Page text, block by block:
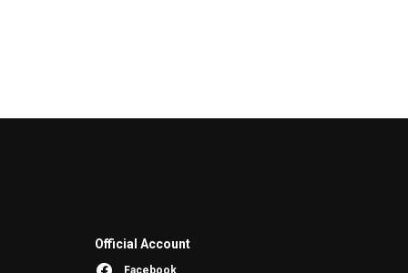
Official Account